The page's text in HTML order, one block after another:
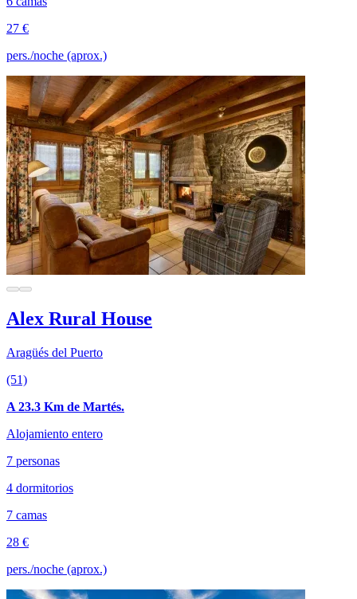
27 €
pers./noche (aprox.)
Alex Rural House
Aragüés del Puerto
(51)
A 23.3 Km de Martés.
Alojamiento entero
7 personas
4 dormitorios
7 camas
28 €
pers./noche (aprox.)